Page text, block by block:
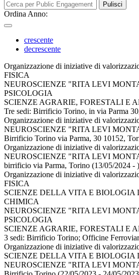
Pulisci
Ordina Anno:
crescente
decrescente
Organizzazione di iniziative di
FISICA
NEUROSCIENZE "RITA LEVI
PSICOLOGIA
SCIENZE AGRARIE, FORESTALI E
Tre sedi: Birrificio Torino, in via Parma
Organizzazione di iniziative di
NEUROSCIENZE "RITA LEVI
Birrificio Torino via Parma, 30 10152,
Organizzazione di iniziative di
NEUROSCIENZE "RITA LEVI
birrificio via Parma, Torino (13/05/2024 - )
Organizzazione di iniziative di
FISICA
SCIENZE DELLA VITA E BIOLOGIA
CHIMICA
NEUROSCIENZE "RITA LEVI
PSICOLOGIA
SCIENZE AGRARIE, FORESTALI E
3 sedi: Birrificio Torino; Officine
Organizzazione di iniziative di
SCIENZE DELLA VITA E BIOLOGIA
NEUROSCIENZE "RITA LEVI